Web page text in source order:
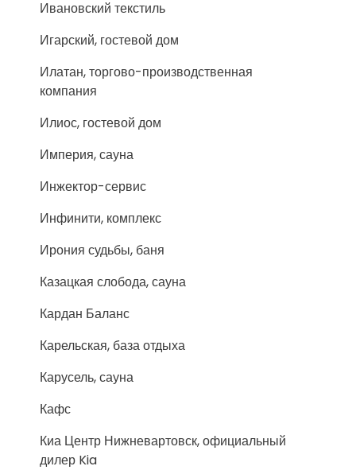
Ивановский текстиль
Игарский, гостевой дом
Илатан, торгово-производственная
компания
Илиос, гостевой дом
Империя, сауна
Инжектор-сервис
Инфинити, комплекс
Ирония судьбы, баня
Казацкая слобода, сауна
Кардан Баланс
Карельская, база отдыха
Карусель, сауна
Кафс
Киа Центр Нижневартовск, официальный
дилер Kia